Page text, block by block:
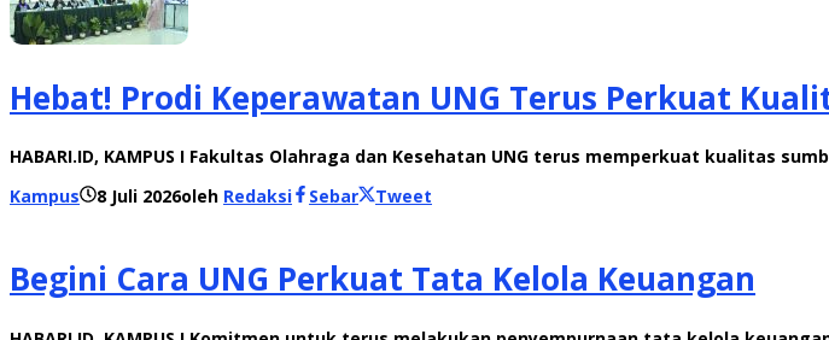
Hebat! Prodi Keperawatan UNG Terus Perkuat
HABARI.ID, KAMPUS I Fakultas Olahraga dan Kesehatan UNG terus memperkuat kualitas
Kampus
8 Juli 2026oleh Redaksi Sebar Tweet
Begini Cara UNG Perkuat Tata Kelola Keuangan